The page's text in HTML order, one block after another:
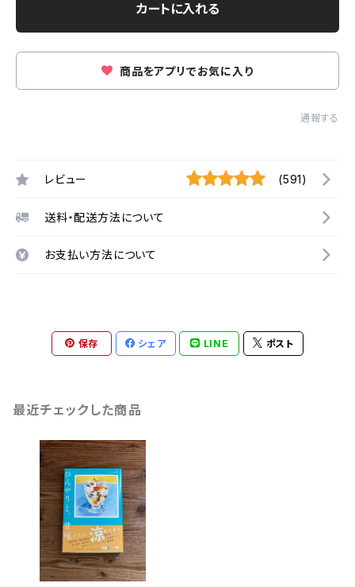
カートに入れる
商品をアプリでお気に入り
通報する
レビュー (591)
送料・配送方法について
お支払い方法について
保存 シェア LINE ポスト
最近チェックした商品